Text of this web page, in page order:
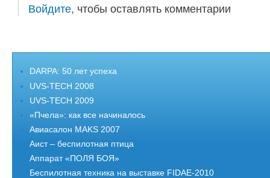
Войдите, чтобы оставлять комментарии
DARPA: 50 лет успеха
UVS-TECH 2008
UVS-TECH 2009
«Пчела»: как все начиналось
Авиасалон MAKS 2007
Аист – беспилотная птица
Аппарат «ПОЛЯ БОЯ»
Беспилотная техника на выставке FIDAE-2010